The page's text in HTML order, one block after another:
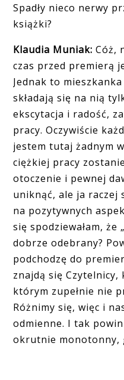
Spadły nieco nerwy
książki?
Klaudia Muniak:Cóż,
czas przed premierą
Jednak to
składają się na nią
ekscytacja i radość,
pracy. Oczywiście
jestem tutaj żadnym
ciężkiej pracy
otoczenie i pewnej
uniknąć, ale ja raczej
na pozytywnych
się spodziewałam, że
dobrze odebrany?
podchodzę do
znajdą się
którym zupełnie nie
Różnimy się, więc i
odmienne. I tak
okrutnie monotonny,